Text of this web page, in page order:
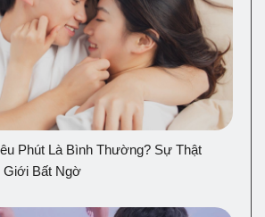
Phút Là Bình Thường? Sự Thật
Giới Bất Ngờ